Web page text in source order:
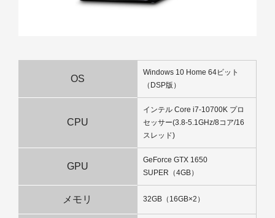
OS
Windows 10 Home 64ビット
（DSP版）
CPU
インテル Core i7-10700K プロ
セッサー(3.8-5.1GHz/8コア/16
スレッド)
GPU
GeForce GTX 1650
SUPER（4GB）
メモリ 32GB（16GB×2）